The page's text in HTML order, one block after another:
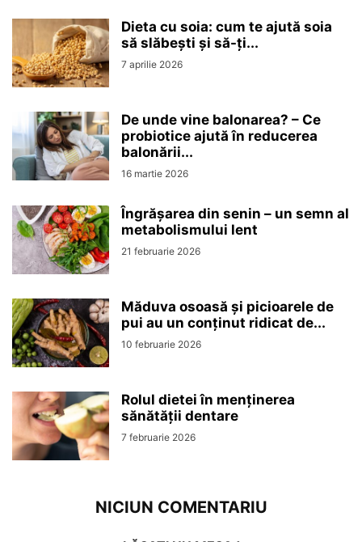
Dieta cu soia: cum te ajută soia
să slăbești și să-ți...
7 aprilie 2026
De unde vine balonarea? – Ce
probiotice ajută în reducerea
balonării...
16 martie 2026
Îngrășarea din senin – un semn al
metabolismului lent
21 februarie 2026
Măduva osoasă și picioarele de
pui au un conținut ridicat de...
10 februarie 2026
Rolul dietei în menținerea
sănătății dentare
7 februarie 2026
NICIUN COMENTARIU